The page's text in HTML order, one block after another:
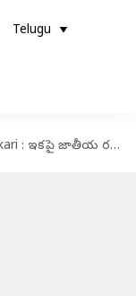
Telugu
రహదారులపై గుంతలుండవు : నితిన్ గడ్కరీ